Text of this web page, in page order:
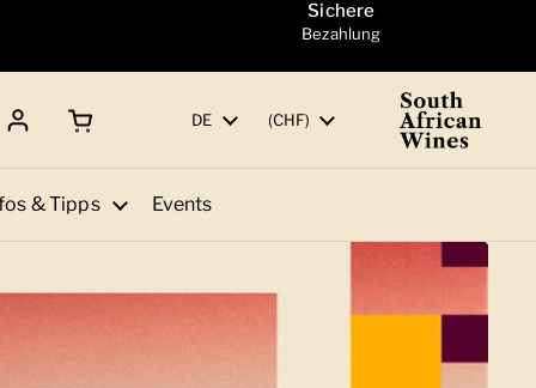
Sichere
Bezahlung
Sprache
DE Land/Region
(CHF)
& Tipps Events